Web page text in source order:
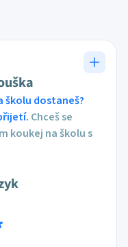
školu dostaneš?
Chceš se
koukej na školu s